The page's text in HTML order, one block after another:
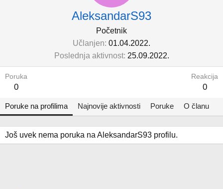
AleksandarS93
Početnik
Učlanjen 01.04.2022.
Poslednja aktivnost 25.09.2022.
Poruka
0
Reakcija
0
Poruke na profilima Najnovije aktivnosti Poruke O članu
Još uvek nema poruka na AleksandarS93 profilu.